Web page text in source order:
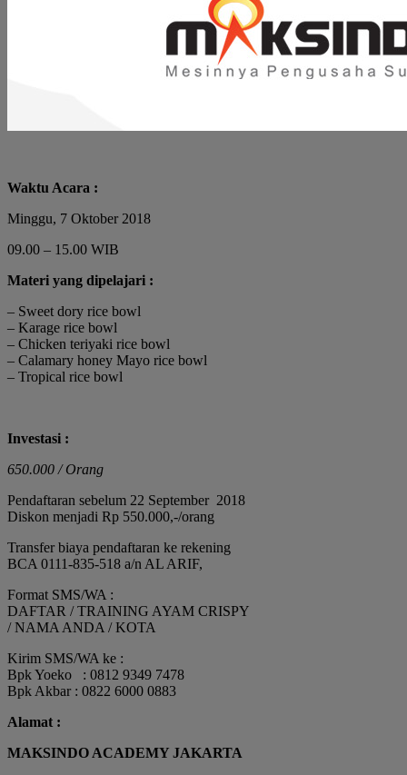
Waktu Acara :
Minggu, 7 Oktober 2018
09.00 – 15.00 WIB
Materi yang dipelajari :
– Sweet dory rice bowl
– Karage rice bowl
– Chicken teriyaki rice bowl
– Calamary honey Mayo rice bowl
– Tropical rice bowl
Investasi :
650.000 / Orang
Pendaftaran sebelum 22 September 2018
Diskon menjadi Rp 550.000,-/orang
Transfer biaya pendaftaran ke rekening
BCA 0111-835-518 a/n AL ARIF,
Format SMS/WA :
DAFTAR / TRAINING AYAM CRISPY
/ NAMA ANDA / KOTA
Kirim SMS/WA ke :
Bpk Yoeko : 0812 9349 7478
Bpk Akbar : 0822 6000 0883
Alamat :
MAKSINDO ACADEMY JAKARTA